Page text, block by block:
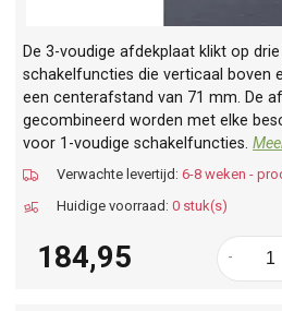
De 3-voudige afdekplaat klikt op
schakelfuncties die verticaal boven
een centerafstand van 71 mm. De
gecombineerd worden met elke
voor 1-voudige schakelfuncties.
Verwachte levertijd: 6-8 weken -
Huidige voorraad: 0 stuk(s)
184,95 -